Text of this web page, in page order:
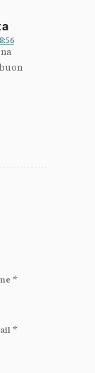
*
*